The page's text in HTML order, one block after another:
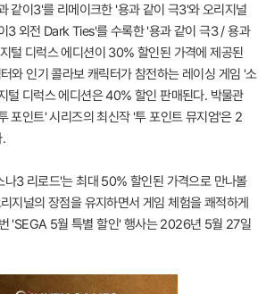
같이3'를 리메이크한 '용과 같이 극3'와 오리지널
3 외전 Dark Ties'를 수록한 '용과 같이 극3 / 용과
털 디럭스 에디션이 30% 할인된 가격에 제공된
와 인기 콜라보 캐릭터가 참전하는 레이싱 게임 '소
털 디럭스 에디션은 40% 할인 판매된다. 박물관
포인트' 시리즈의 최신작 '투 포인트 뮤지엄'은 2
나3 리로드'는 최대 50% 할인된 가격으로 만나볼
지널의 장점을 유지하면서 게임 체험을 쾌적하게
'SEGA 5월 특별 할인' 행사는 2026년 5월 27일